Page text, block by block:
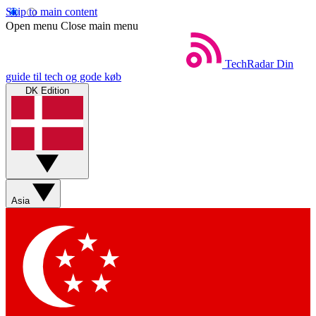
Skip to main content
Open menu Close main menu
TechRadar Din
guide til tech og gode køb
DK Edition
Asia